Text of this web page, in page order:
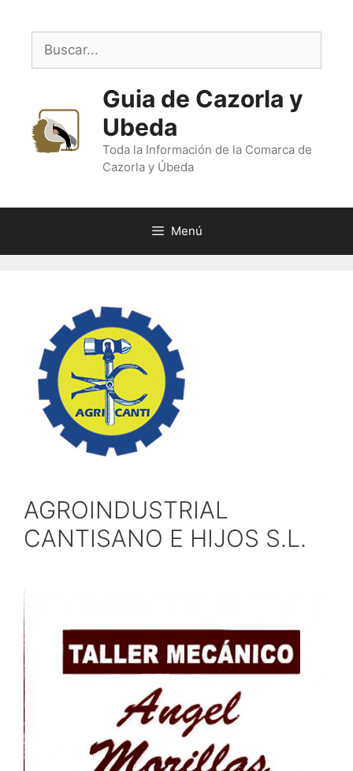
contenido
Buscar:
Guia de Cazorla y
Ubeda
Toda la Información de la Comarca de
Cazorla y Úbeda
Menú
AGROINDUSTRIAL
CANTISANO E HIJOS S.L.